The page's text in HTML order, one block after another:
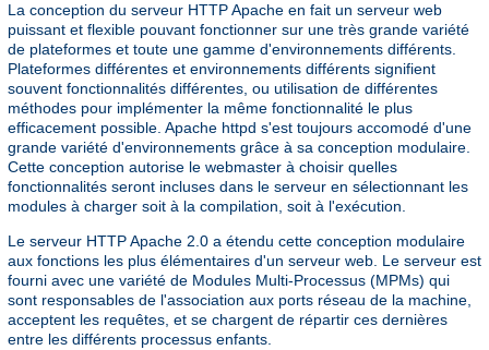
La conception du serveur HTTP Apache en fait un serveur web
puissant et flexible pouvant fonctionner sur une très grande variété
de plateformes et toute une gamme d'environnements différents.
Plateformes différentes et environnements différents signifient
souvent fonctionnalités différentes, ou utilisation de différentes
méthodes pour implémenter la même fonctionnalité le plus
efficacement possible. Apache httpd s'est toujours accomodé d'une
grande variété d'environnements grâce à sa conception modulaire.
Cette conception autorise le webmaster à choisir quelles
fonctionnalités seront incluses dans le serveur en sélectionnant les
modules à charger soit à la compilation, soit à l'exécution.
Le serveur HTTP Apache 2.0 a étendu cette conception modulaire
aux fonctions les plus élémentaires d'un serveur web. Le serveur est
fourni avec une variété de Modules Multi-Processus (MPMs) qui
sont responsables de l'association aux ports réseau de la machine,
acceptent les requêtes, et se chargent de répartir ces dernières
entre les différents processus enfants.